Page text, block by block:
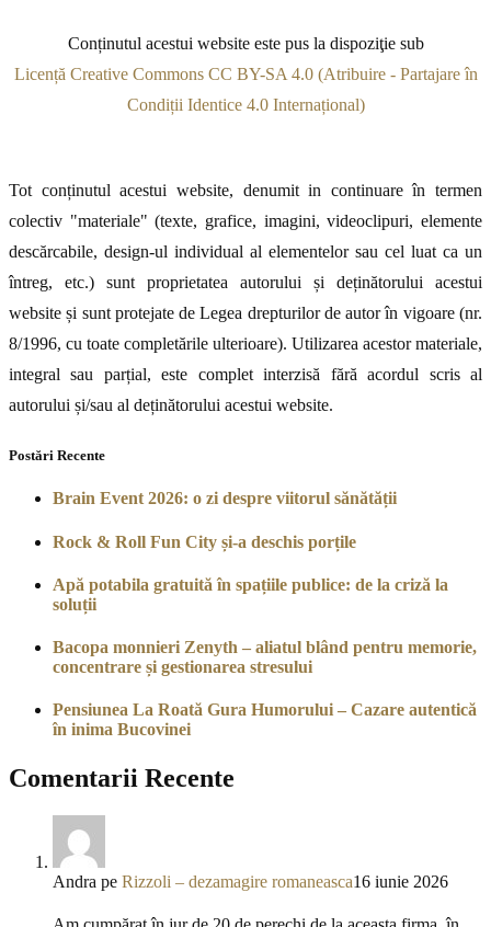
Conținutul acestui website este pus la dispoziţie sub
Licență Creative Commons CC BY-SA 4.0 (Atribuire - Partajare în
Condiții Identice 4.0 Internațional)
Tot conținutul acestui website, denumit in continuare în termen
colectiv "materiale" (texte, grafice, imagini, videoclipuri, elemente
descărcabile, design-ul individual al elementelor sau cel luat ca un
întreg, etc.) sunt proprietatea autorului și deținătorului acestui
website și sunt protejate de Legea drepturilor de autor în vigoare (nr.
8/1996, cu toate completările ulterioare). Utilizarea acestor materiale,
integral sau parțial, este complet interzisă fără acordul scris al
autorului și/sau al deținătorului acestui website.
Postări Recente
Brain Event 2026: o zi despre viitorul sănătății
Rock & Roll Fun City și-a deschis porțile
Apă potabila gratuită în spațiile publice: de la criză la
soluții
Bacopa monnieri Zenyth – aliatul blând pentru memorie,
concentrare și gestionarea stresului
Pensiunea La Roată Gura Humorului – Cazare autentică
în inima Bucovinei
Comentarii Recente
Andra pe Rizzoli – dezamagire romaneasca16 iunie 2026